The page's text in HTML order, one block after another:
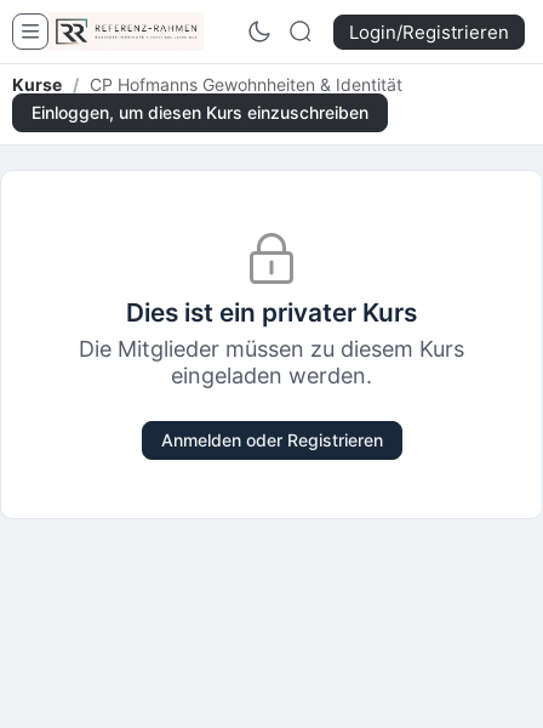
Login/Registrieren
Kurse / CP Hofmanns Gewohnheiten & Identität
Einloggen, um diesen Kurs einzuschreiben
Dies ist ein privater Kurs
Die Mitglieder müssen zu diesem Kurs
eingeladen werden.
Anmelden oder Registrieren